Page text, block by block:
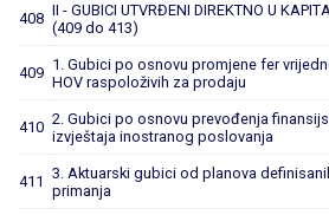
408 II - GUBICI UTVRĐENI DIREKTNO U
(409 do 413)
409 1. Gubici po osnovu promjene fer
HOV raspoloživih za prodaju
410 2. Gubici po osnovu prevođenja
izvještaja inostranog poslovanja
411 3. Aktuarski gubici od planova
primanja